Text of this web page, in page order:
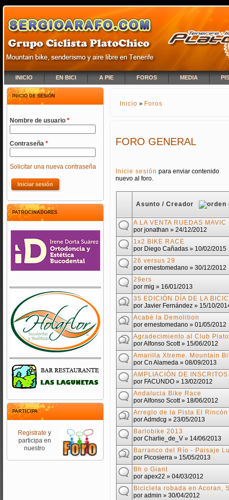
INICIO EN BICI A PIE FOROS MEDIA
INICIO DE SESIÓN
Nombre de usuario *
Contraseña *
Solicitar una nueva contraseña
PATROCINADORES
PARTICIPA
Registrate y
participa en
nuestro
SE ENCUENTRA USTED
Inicio » Foros
FORO GENERAL
Inicie sesión para enviar contenido
nuevo al foro.
PÁGINAS
Asunto / Creador
A LA VENTA RUEDAS
por jonathan » 24/12/2012
1x2 BIKE RACE
por Diego Cañadas » 10/02/2015
26 versus 29
por ernestomedano » 30/12/2012
29ers
por mig » 16/01/2013
35 EDICIÓN DÍA DE LA
por Javier Fernández » 15/10/
Acabé la Demolition
por ernestomedano » 01/05/2012
Agradecimiento al Club
porAlfonso Scott» 15/06/2012
Amarilla Xtreme. Mountain
por Cn Alameda » 08/09/2013
AMPLIACIÓN DE
por FACUNDO » 13/02/2012
Andalucia Bike Race
porAlfonso Scott» 18/06/2012
Arreglo de la Pista El
porAdmdcg » 23/05/2013
Barlobike 2013
por Charlie_de_V » 14/06/2013
Barranco del Río - Paisaje
por Picosierra » 15/05/2013
Bh o Giant
por apex22 » 04/03/2012
Bicicleta robada en Acoran,
por admin » 30/04/2012